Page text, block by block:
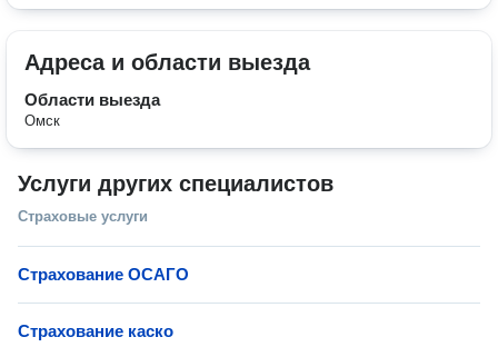
Адреса и области выезда
Области выезда
Омск
Услуги других специалистов
Страховые услуги
Страхование ОСАГО
Страхование каско